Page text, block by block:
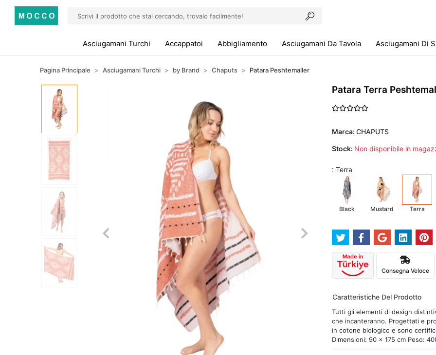
Asciugamani Turchi Accappatoi Abbigliamento Asciugamani Da Tavola Asciugamani Di
Pagina Principale Asciugamani Turchi by Brand Chaputs Patara Peshtemaller
Patara Terra Peshtemal
Marca: CHAPUTS
Stock: Non disponibile in
: Terra
Black Mustard Terra
Consegna Veloce
Caratteristiche Del Prodotto
Tutti gli elementi di design
che incanteranno. Progettati e
in cotone biologico e sono
Dimensioni: 90 x 175 cm Peso: